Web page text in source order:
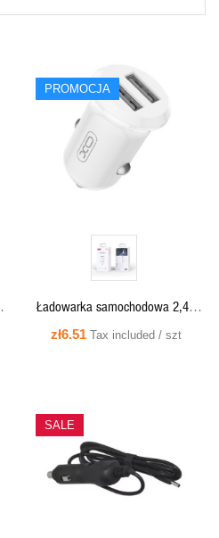
PROMOCJA
QUICK VIEW
Ładowarka samochodowa 2,4A
2xUSB biała - XO CC67
zł6.51 Tax included / szt
SALE
QUICK VIEW